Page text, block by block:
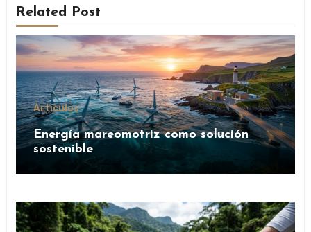
Related Post
Artículos
Energía mareomotriz como solución
sostenible